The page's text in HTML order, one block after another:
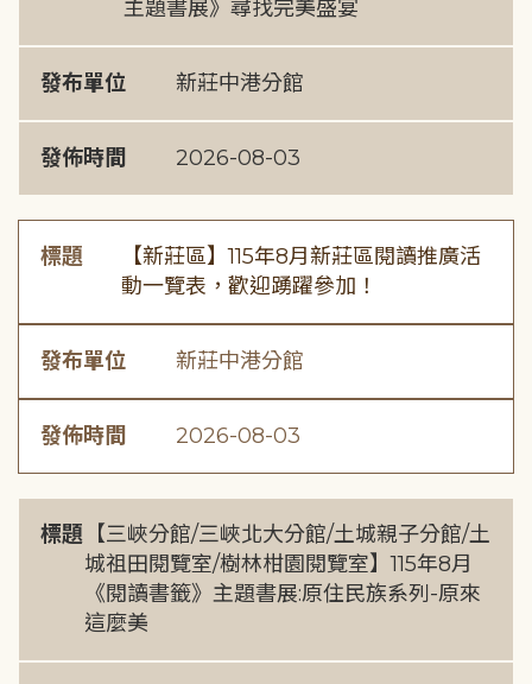
主題書展》尋找完美盛宴
發布單位 新莊中港分館
發佈時間 2026-08-03
標題
【新莊區】115年8月新莊區閱讀推廣活
動一覽表，歡迎踴躍參加！
發布單位 新莊中港分館
發佈時間 2026-08-03
標題 【三峽分館/三峽北大分館/土城親子分館/土
城祖田閱覽室/樹林柑園閱覽室】115年8月
《閱讀書籤》主題書展:原住民族系列-原來
這麼美